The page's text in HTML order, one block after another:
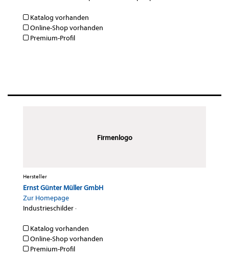
Katalog vorhanden
Online-Shop vorhanden
Premium-Profil
Firmenlogo
Hersteller
Ernst Günter Müller GmbH
Zur Homepage
Industrieschilder·
Katalog vorhanden
Online-Shop vorhanden
Premium-Profil